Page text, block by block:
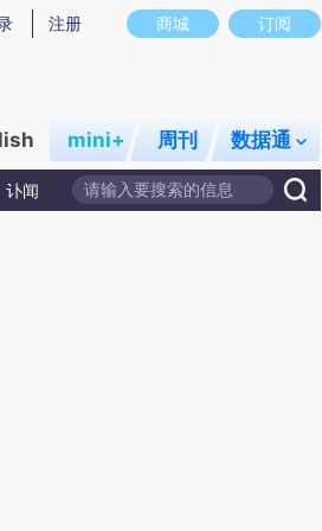
图存在偏差。不代表财新观点和立场。推荐点
商城 订阅
注册
mini+ 周刊 数据通
讣闻